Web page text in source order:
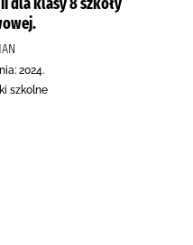
2024.
szkolne